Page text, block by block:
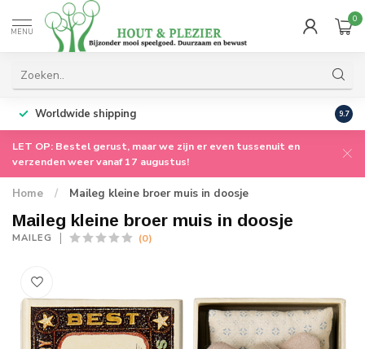
MENU
0
Worldwide shipping 9.7
LET OP: Bestel gerust, maar we zijn er even tussenuit en
verzenden weer vanaf 17 augustus!
Home / Maileg kleine broer muis in doosje
Maileg kleine broer muis in doosje
MAILEG (0)